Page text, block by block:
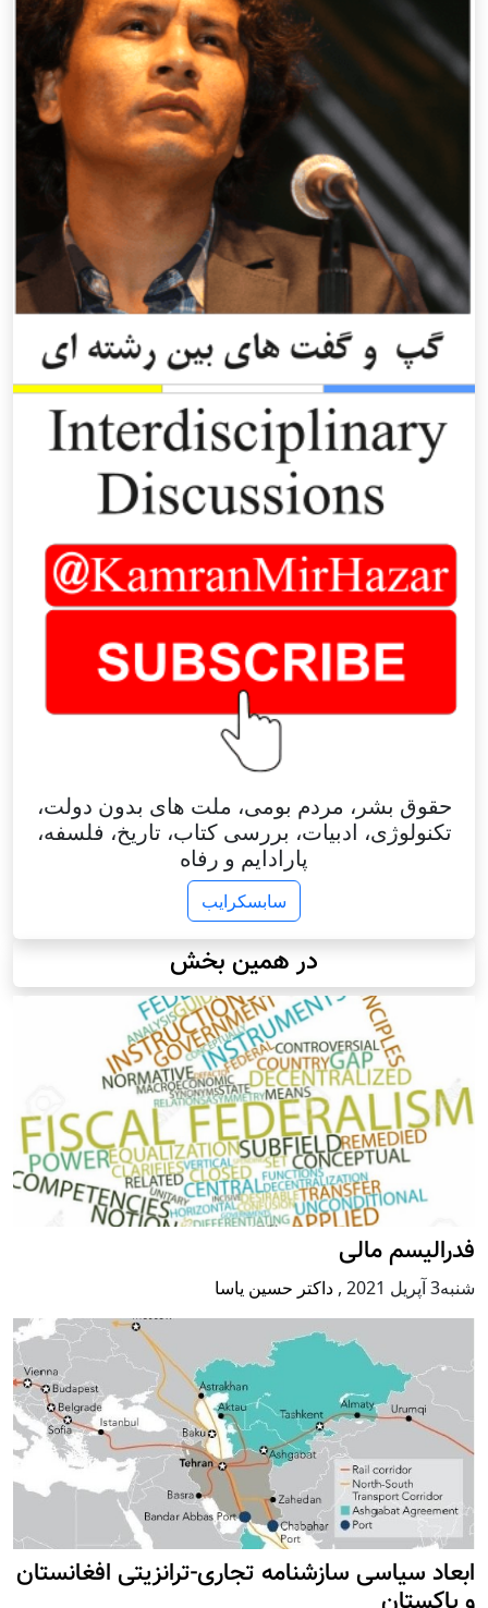
حقوق بشر، مردم بومی، ملت های بدون دولت،
تکنولوژی، ادبیات، بررسی کتاب، تاریخ، فلسفه،
پارادایم و رفاه
سابسکرایب
در همین بخش
فدرالیسم مالی
شنبه3 آپریل 2021 , داکتر حسین یاسا
ابعاد سیاسی سازشنامه تجاری-ترانزیتی افغانستان